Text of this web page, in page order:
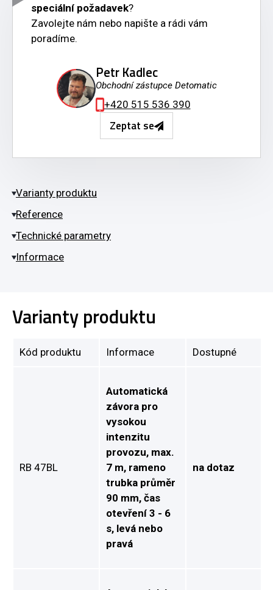
speciální požadavek?
Zavolejte nám nebo napište a rádi vám
poradíme.
Petr Kadlec
Obchodní zástupce Detomatic
+420 515 536 390
Zeptat se
Varianty produktu
Reference
Technické parametry
Informace
Varianty produktu
Kód produktu Informace Dostupné
RB 47BL
Automatická
závora pro
vysokou
intenzitu
provozu, max.
7 m, rameno
trubka průměr
90 mm, čas
otevření 3 - 6
s, levá nebo
pravá
na dotaz